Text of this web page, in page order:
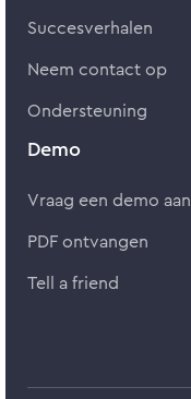
Succesverhalen
Neem contact op
Ondersteuning
Demo
Vraag een demo aan
PDF ontvangen
Tell a friend